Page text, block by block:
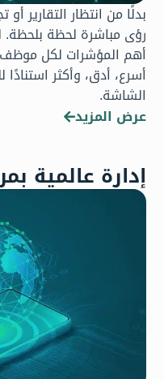
بدلًا من انتظار التقارير
رؤى مباشرة لحظة
أهم المؤشرات لكل
أسرع، أدق، وأكثر
الشاشة.
عرض المزيد
إدارة عالمية